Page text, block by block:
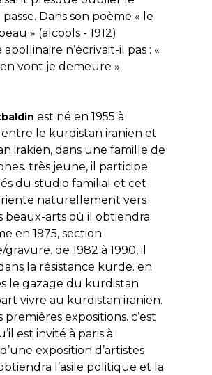
Dans son poème « le
» (alcools - 1912)
n’écrivait-il pas : «
vont je demeure ».
est né en 1955 à
entre le kurdistan iranien et
irakien, dans une famille de
très jeune, il participe
du studio familial et cet
naturellement vers
beaux-arts où il obtiendra
en 1975, section
de 1982 à 1990, il
la résistance kurde. en
le gazage du kurdistan
vivre au kurdistan iranien.
premières expositions. c’est
est invité à paris à
d’une exposition d’artistes
l’asile politique et la